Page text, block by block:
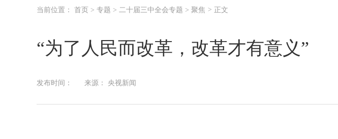
留学
招聘信息 更多数据
当前位置： 首页 > 专题 > 二十届三中全会专题 > 聚焦 > 正文
“为了人民而改革，改革才有意义”
发布时间： 来源： 央视新闻